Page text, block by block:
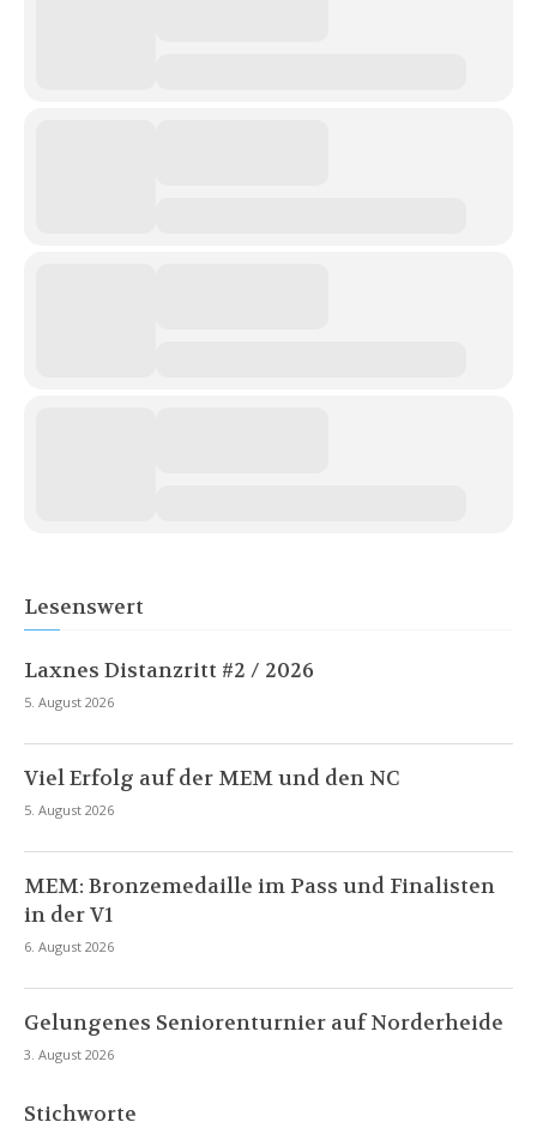
Lesenswert
Laxnes Distanzritt #2 / 2026
5. August 2026
Viel Erfolg auf der MEM und den NC
5. August 2026
MEM: Bronzemedaille im Pass und Finalisten
in der V1
6. August 2026
Gelungenes Seniorenturnier auf Norderheide
3. August 2026
Stichworte